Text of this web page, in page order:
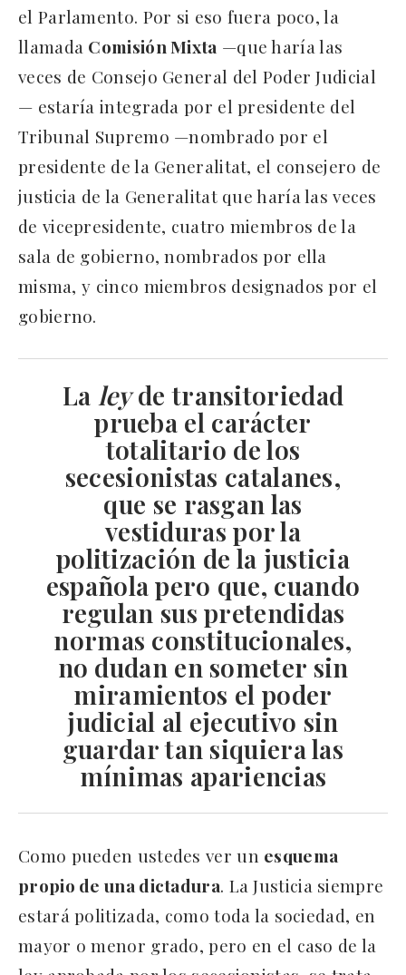
el Parlamento. Por si eso fuera poco, la
llamada Comisión Mixta —que haría las
veces de Consejo General del Poder Judicial
— estaría integrada por el presidente del
Tribunal Supremo —nombrado por el
presidente de la Generalitat, el consejero de
justicia de la Generalitat que haría las veces
de vicepresidente, cuatro miembros de la
sala de gobierno, nombrados por ella
misma, y cinco miembros designados por el
gobierno.
La leyde transitoriedad
prueba el carácter
totalitario de los
secesionistas catalanes,
que se rasgan las
vestiduras por la
politización de la justicia
española pero que, cuando
regulan sus pretendidas
normas constitucionales,
no dudan en someter sin
miramientos el poder
judicial al ejecutivo sin
guardar tan siquiera las
mínimas apariencias
Como pueden ustedes ver un esquema
propio de una dictadura. La Justicia siempre
estará politizada, como toda la sociedad, en
mayor o menor grado, pero en el caso de la